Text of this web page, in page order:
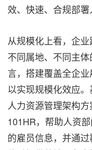
效、快速、合规部署
从规模化上看，企
不同属地、不同主
言，搭建覆盖全企
以实现规模化效应
人力资源管理架构
101HR，帮助人资
的雇员信息，并通